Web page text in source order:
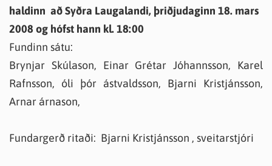
haldinn að Syðra Laugalandi, þriðjudaginn 18. mars
2008 og hófst hann kl. 18:00
Fundinn sátu:
Brynjar Skúlason, Einar Grétar Jóhannsson, Karel
Rafnsson, óli þór ástvaldsson, Bjarni Kristjánsson,
Arnar árnason,
Fundargerð ritaði: Bjarni Kristjánsson , sveitarstjóri